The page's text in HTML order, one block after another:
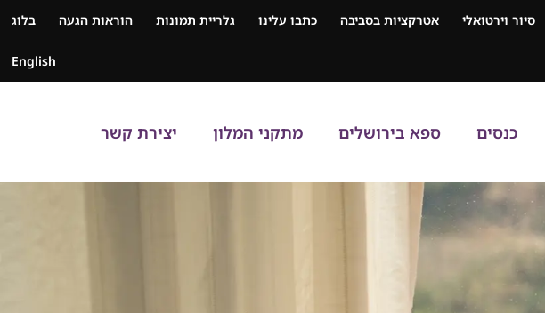
סיור וירטואלי אטרקציות בסביבה כתבו עלינו גלריית תמונות הוראות הגעה בלוג
English
כנסים ספא בירושלים מתקני המלון יצירת קשר